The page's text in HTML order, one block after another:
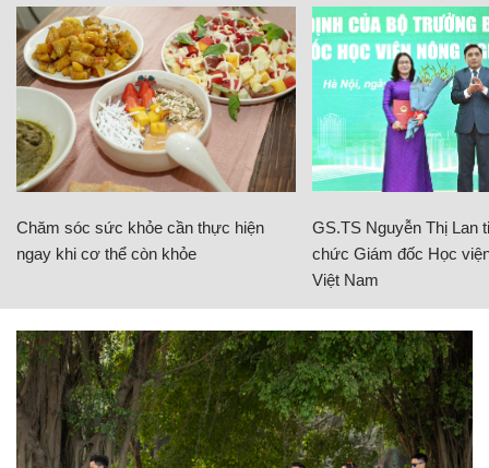
Chăm sóc sức khỏe cần thực hiện
ngay khi cơ thể còn khỏe
GS.TS Nguyễn Thị Lan
chức Giám đốc Học
Việt Nam